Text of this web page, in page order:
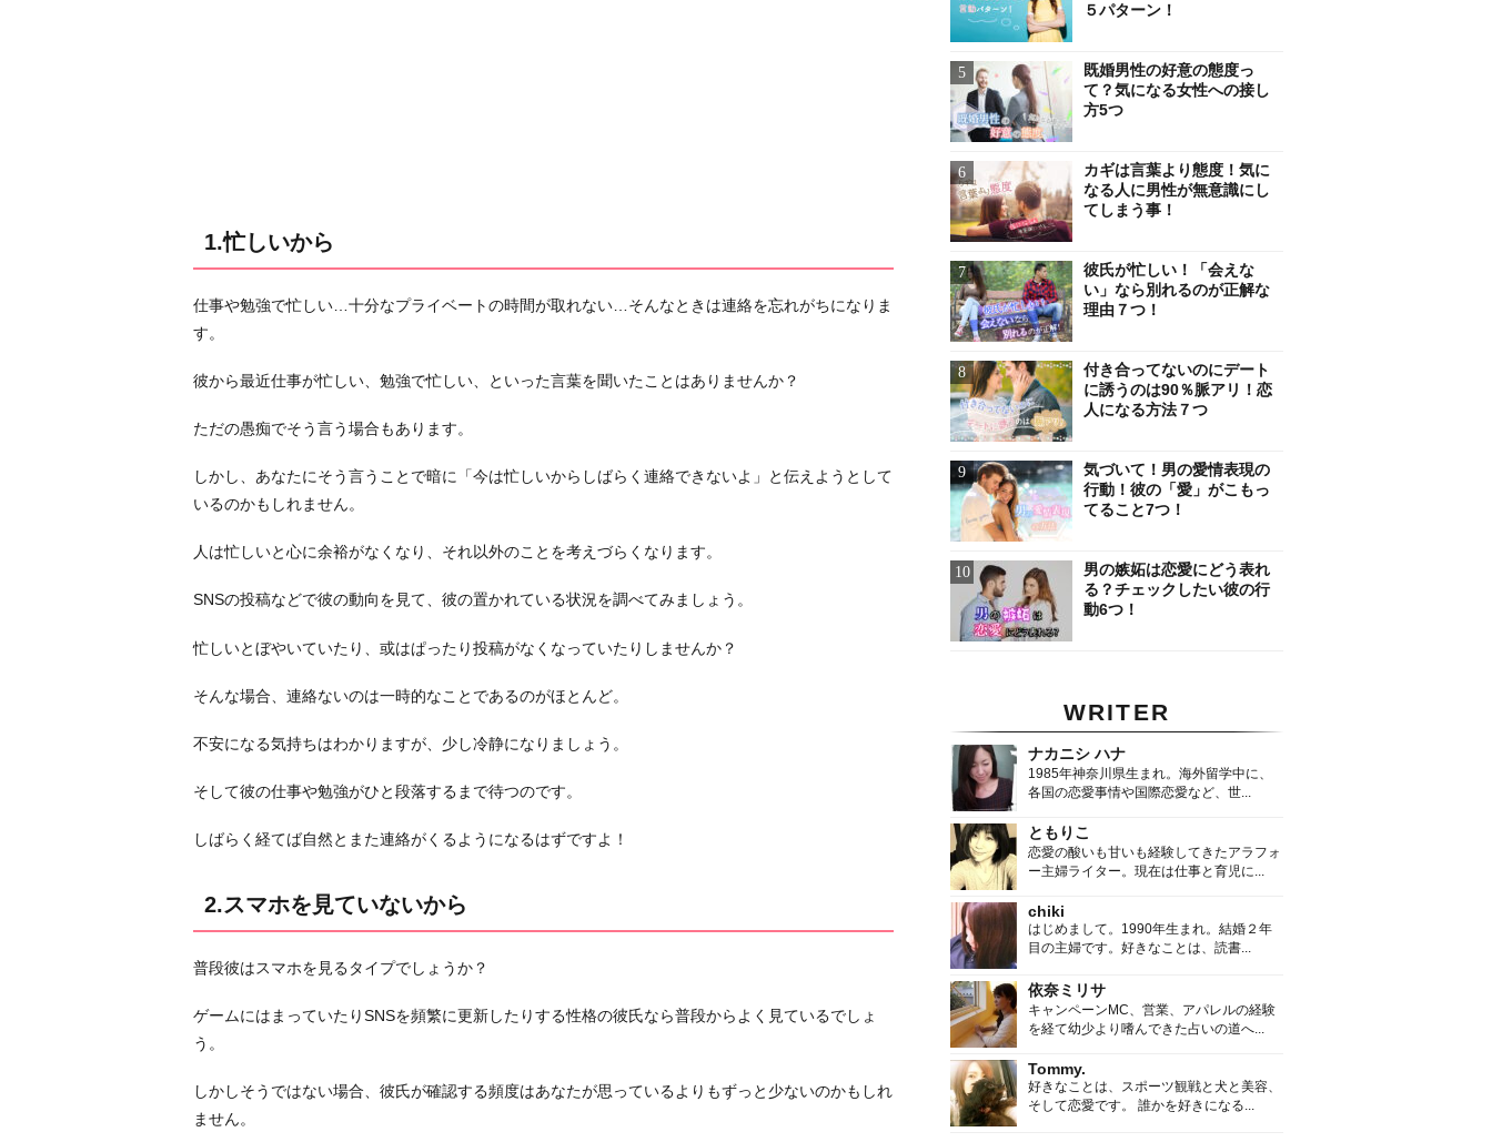
い
な
か
3.
な
か
ら
頻
に
絡
る
か
4.
事
な
い
か
5.
良
い
1.忙しいから
仕事や勉強で忙しい…十分なプライベートの時間が取れない…そんなときは連絡を忘れがちになりま
す。
彼から最近仕事が忙しい、勉強で忙しい、といった言葉を聞いたことはありませんか？
ただの愚痴でそう言う場合もあります。
しかし、あなたにそう言うことで暗に「今は忙しいからしばらく連絡できないよ」と伝えようとして
いるのかもしれません。
人は忙しいと心に余裕がなくなり、それ以外のことを考えづらくなります。
SNSの投稿などで彼の動向を見て、彼の置かれている状況を調べてみましょう。
忙しいとぼやいていたり、或はぱったり投稿がなくなっていたりしませんか？
そんな場合、連絡ないのは一時的なことであるのがほとんど。
不安になる気持ちはわかりますが、少し冷静になりましょう。
そして彼の仕事や勉強がひと段落するまで待つのです。
しばらく経てば自然とまた連絡がくるようになるはずですよ！
2.スマホを見ていないから
普段彼はスマホを見るタイプでしょうか？
ゲームにはまっていたりSNSを頻繁に更新したりする性格の彼氏なら普段からよく見ているでしょ
う。
しかしそうではない場合、彼氏が確認する頻度はあなたが思っているよりもずっと少ないのかもしれ
ません。
５パターン！
既婚男性の好意の態度っ
て？気になる女性への接し
方5つ
カギは言葉より態度！気に
なる人に男性が無意識にし
てしまう事！
彼氏が忙しい！「会えな
い」なら別れるのが正解な
理由７つ！
付き合ってないのにデート
に誘うのは90％脈アリ！恋
人になる方法７つ
気づいて！男の愛情表現の
行動！彼の「愛」がこもっ
てること7つ！
男の嫉妬は恋愛にどう表れ
る？チェックしたい彼の行
動6つ！
WRITER
ナカニシ ハナ
1985年神奈川県生まれ。海外留学中に、
各国の恋愛事情や国際恋愛など、世...
ともりこ
恋愛の酸いも甘いも経験してきたアラフォ
ー主婦ライター。現在は仕事と育児に...
chiki
はじめまして。1990年生まれ。結婚２年
目の主婦です。好きなことは、読書...
依奈ミリサ
キャンペーンMC、営業、アパレルの経験
を経て幼少より嗜んできた占いの道へ...
Tommy.
好きなことは、スポーツ観戦と犬と美容、
そして恋愛です。 誰かを好きになる...